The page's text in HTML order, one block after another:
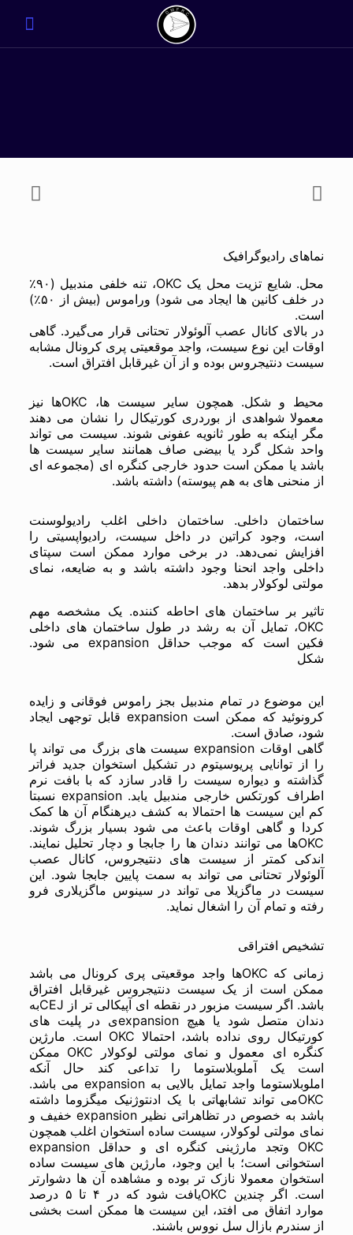
نماهای رادیوگرافیک
محل. شایع تزیت محل یک OKC، تنه خلفی مندبیل (۹۰٪
در خلف کانین ها ایجاد می شود) وراموس (بیش از ۵۰٪)
است.
در بالای کانال عصب آلوئولار تحتانی قرار می‌گیرد. گاهی
اوقات این نوع سیست، واجد موقعیتی پری کرونال مشابه
سیست دنتیجروس بوده و از آن غیرقابل افتراق است.
محیط و شکل. همچون سایر سیست ها، OKCها نیز
معمولا شواهدی از بوردری کورتیکال را نشان می دهند
مگر اینکه به طور ثانویه عفونی شوند. سیست می تواند
واحد شکل گرد یا بیضی صاف همانند سایر سیست ها
باشد یا ممکن است حدود خارجی کنگره ای (مجموعه ای
از منحنی های به هم پیوسته) داشته باشد.
ساختمان داخلی. ساختمان داخلی اغلب رادیولوسنت
است، وجود کراتین در داخل سیست، رادیواپسیتی را
افزایش نمی‌دهد. در برخی موارد ممکن است سپتای
داخلی واجد انحنا وجود داشته باشد و به ضایعه، نمای
مولتی لوکولار بدهد.
تاثیر بر ساختمان های احاطه کننده. یک مشخصه مهم
OKC، تمایل آن به رشد در طول ساختمان های داخلی
فکین است که موجب حداقل expansion می شود.
شکل
این موضوع در تمام مندبیل بجز راموس فوقانی و زایده
کرونوئید که ممکن است expansion قابل توجهی ایجاد
شود، صادق است.
گاهی اوقات expansion سیست های بزرگ می تواند پا
را از توانایی پریوسیتوم در تشکیل استخوان جدید فراتر
گذاشته و دیواره سیست را قادر سازد که با بافت نرم
اطراف کورتکس خارجی مندبیل یابد. expansion نسبتا
کم این سیست ها احتمالا به کشف دیرهنگام آن ها کمک
کردا و گاهی اوقات باعث می شود بسیار بزرگ شوند.
OKCها می توانند دندان ها را جابجا و دچار تحلیل نمایند.
اندکی کمتر از سیست های دنتیجروس، کانال عصب
آلوئولار تحتانی می تواند به سمت پایین جابجا شود. این
سیست در ماگزیلا می تواند در سینوس ماگزیلاری فرو
رفته و تمام آن را اشغال نماید.
تشخیص افتراقی
زمانی که OKCها واجد موقعیتی پری کرونال می باشد
ممکن است از یک سیست دنتیجروس غیرقابل افتراق
باشد. اگر سیست مزبور در نقطه ای آپیکالی تر از CEJبه
دندان متصل شود یا هیچ expansionی در پلیت های
کورتیکال روی نداده باشد، احتمالا OKC است. مارژین
کنگره ای معمول و نمای مولتی لوکولار OKC ممکن
است یک آملوبلاستوما را تداعی کند حال آنکه
املوبلاستوما واجد تمایل بالایی به expansion می باشد.
OKCمی تواند تشابهاتی با یک ادنتوژنیک میگزوما داشته
باشد به خصوص در تظاهراتی نظیر expansion خفیف و
نمای مولتی لوکولار، سیست ساده استخوان اغلب همچون
OKC وتجد مارژینی کنگره ای و حداقل expansion
استخوانی است؛ با این وجود، مارژین های سیست ساده
استخوان معمولا نازک تر بوده و مشاهده آن ها دشوارتر
است. اگر چندین OKCیافت شود که در ۴ تا ۵ درصد
موارد اتفاق می افتد، این سیست ها ممکن است بخشی
از سندرم بازال سل نووس باشند.